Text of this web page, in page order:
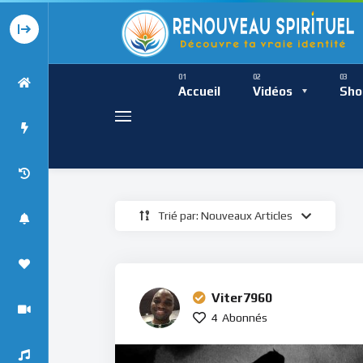
Accueil Vidéos
Présence
Présence
Trié par: Nouveaux Articles
Viter7960
4 Abonnés